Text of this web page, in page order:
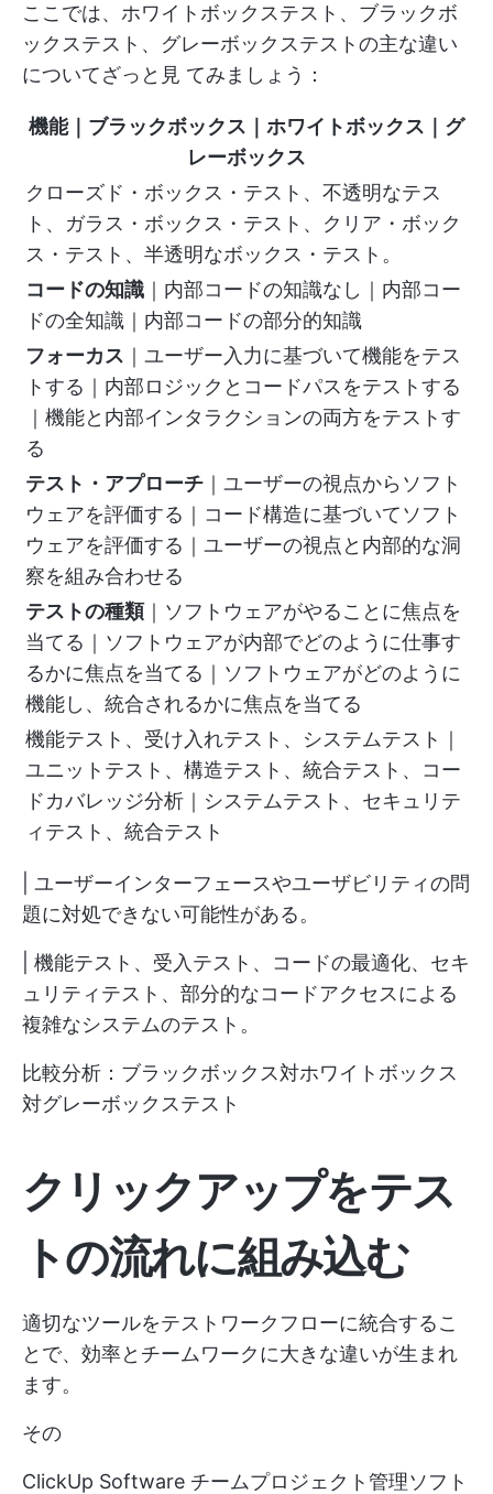
ここでは、ホワイトボックステスト、ブラックボ
ックステスト、グレーボックステストの主な違い
についてざっと見 てみましょう：
機能｜ ブラックボックス ホワイトボックス
グ
レーボックス
クローズド・ボックス・テスト、不透明なテス
ト、ガラス・ボックス・テスト、クリア・ボック
ス・テスト、半透明なボックス・テスト。
コードの知識 ｜内部コードの知識なし｜内部コー
ドの全知識｜内部コードの部分的知識
フォーカス ｜ユーザー入力に基づいて機能をテス
トする｜内部ロジックとコードパスをテストする
｜機能と内部インタラクションの両方をテストす
る
テスト・アプローチ ｜ユーザーの視点からソフト
ウェアを評価する｜コード構造に基づいてソフト
ウェアを評価する｜ユーザーの視点と内部的な洞
察を組み合わせる
テストの種類｜ソフトウェアがやることに焦点を
当てる｜ソフトウェアが内部でどのように仕事す
るかに焦点を当てる｜ソフトウェアがどのように
機能し、統合されるかに焦点を当てる
機能テスト、受け入れテスト、システムテスト｜
ユニットテスト、構造テスト、統合テスト、コー
ドカバレッジ分析｜システムテスト、セキュリテ
ィテスト、統合テスト
| ユーザーインターフェースやユーザビリティの問
題に対処できない可能性がある。
| 機能テスト、受入テスト、コードの最適化、セキ
ュリティテスト、部分的なコードアクセスによる
複雑なシステムのテスト。
比較分析：ブラックボックス対ホワイトボックス
対グレーボックステスト
クリックアップをテス
トの流れに組み込む
適切なツールをテストワークフローに統合するこ
とで、効率とチームワークに大きな違いが生まれ
ます。
その
ClickUp Software チームプロジェクト管理ソフト